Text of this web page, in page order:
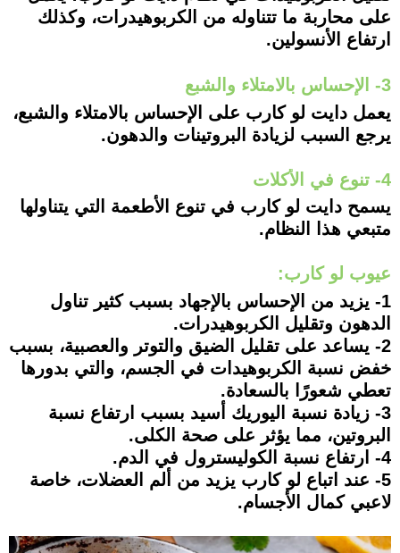
على محاربة ما تتناوله من الكربوهيدرات، وكذلك
ارتفاع الأنسولين.
3- الإحساس بالامتلاء والشبع
يعمل دايت لو كارب على الإحساس بالامتلاء والشبع،
يرجع السبب لزيادة البروتينات والدهون.
4- تنوع في الأكلات
يسمح دايت لو كارب في تنوع الأطعمة التي يتناولها
متبعي هذا النظام.
عيوب لو كارب:
1- يزيد من الإحساس بالإجهاد بسبب كثير تناول
الدهون وتقليل الكربوهيدرات.
2- يساعد على تقليل الضيق والتوتر والعصبية، بسبب
خفض نسبة الكربوهيدات في الجسم، والتي بدورها
تعطي شعورًا بالسعادة.
3- زيادة نسبة اليوريك أسيد بسبب ارتفاع نسبة
البروتين، مما يؤثر على صحة الكلى.
4- ارتفاع نسبة الكوليسترول في الدم.
5- عند اتباع لو كارب يزيد من ألم العضلات، خاصة
لاعبي كمال الأجسام.